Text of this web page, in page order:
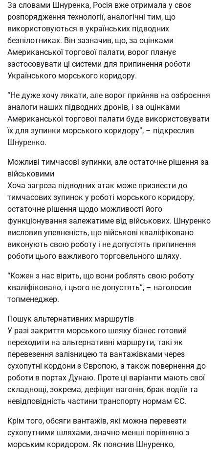
За словами Шнуренка, Росія вже отримала у своє
розпорядження технології, аналогічні тим, що
використовуються в українських підводних
безпілотниках. Він зазначив, що, за оцінками
Американської торгової палати, ворог планує
застосовувати ці системи для припинення роботи
Українського морського коридору.
“Не дуже хочу лякати, але ворог прийняв на озброєння
аналоги наших підводних дронів, і за оцінками
Американської торгової палати буде використовувати
їх для зупинки морського коридору”, – підкреслив
Шнуренко.
Можливі тимчасові зупинки, але остаточне рішення за
військовими
Хоча загроза підводних атак може призвести до
тимчасових зупинок у роботі морського коридору,
остаточне рішення щодо можливості його
функціонування залежатиме від військових. Шнуренко
висловив упевненість, що військові кваліфіковано
виконують свою роботу і не допустять припинення
роботи цього важливого торговельного шляху.
“Кожен з нас вірить, що вони роблять свою роботу
кваліфіковано, і цього не допустять”, – наголосив
топменеджер.
Пошук альтернативних маршрутів
У разі закриття морського шляху бізнес готовий
переходити на альтернативні маршрути, такі як
перевезення залізницею та вантажівками через
сухопутні кордони з Європою, а також повернення до
роботи в портах Дунаю. Проте ці варіанти мають свої
складнощі, зокрема, дефіцит вагонів, брак водіїв та
невідповідність частини транспорту нормам ЄС.
Крім того, обсяги вантажів, які можна перевезти
сухопутними шляхами, значно менші порівняно з
морським коридором. Як пояснив Шнуренко,